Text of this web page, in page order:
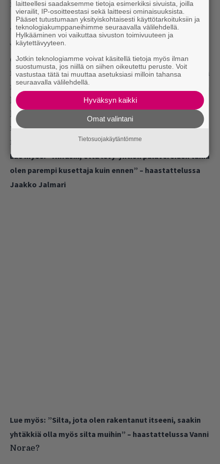
ilman häpeää.”
”Tiedän, että samanlaista ylikiltteyttä ja itsensä
vähättelyä löytyy monelta muultakin. Siksi toivon,
että mun musiikki tavoittaa juuri niitä ihmisiä ja
muistuttaa heitä siitä, että omia tarpeita, unelmia ja
rajoja saa sekä pitää arvostaa. Jos kuulija pystyy
laittamaan itsensä edes hetkeksi etusijalle ja
kohtelemaan itseään vähintään yhtä hyvin kuin
muita, olen onnistunut siinä, mitä haluan
musiikillani välittää.”
Lue myös: ”Hiffasin, että levy-yhtiön palavereiden takia
olen parempi kusettaja kuin ennen” – haastattelussa
Jaakko Jalmari
Lue myös: ”Silta, jota olen rakentanut itseeni, saakin
yhtäkkiä olla myös silta muihin” – haastattelussa Vanni
Norae?
laitteellesi saadaksemme tietoja esimerkiksi sivuista, joilla
vierailit, IP-osoitteestasi sekä laitteesi ominaisuuksista.
Pääset tutustumaan yksityiskohtaisesti käyttötarkoituksiin ja
teknologiakumppaneihimme seuraavalla välilehdellä.
Hylkääminen voi vaikuttaa sivuston toimivuuteen ja
käytettävyyteen.
Jotkin teknologiamme voivat käsitellä tietoja myös ilman
suostumusta, jos niillä on siihen oikeutettu peruste. Voit
vastustaa tätä tai muuttaa asetuksiasi milloin tahansa
seuraavalla välilehdellä.
Hyväksyn kaikki
Omat valintani
Tietosuojakäytäntömme